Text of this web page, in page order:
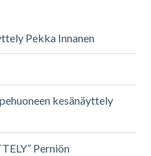
Pekka Innanen
kesänäyttely
Perniön